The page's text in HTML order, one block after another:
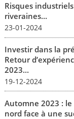
Risques
riveraines...
23-01-2024
Investir dans la
Retour
2023...
19-12-2024
Automne 2023 : le
nord face à une